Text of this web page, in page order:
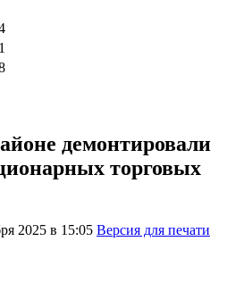
демонтировали
торговых
2025 в 15:05 Версия для печати